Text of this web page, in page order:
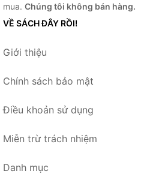
mua. Chúng tôi không bán hàng.
VỀ SÁCH ĐÂY RỒI!
Giới thiệu
Chính sách bảo mật
Điều khoản sử dụng
Miễn trừ trách nhiệm
Danh mục